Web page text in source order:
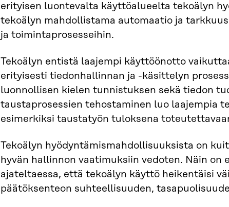
erityisen luontevalta käyttöalueelta tekoälyn
tekoälyn mahdollistama automaatio ja
ja toimintaprosesseihin.
Tekoälyn entistä laajempi käyttöönotto
erityisesti tiedonhallinnan ja -käsittelyn
luonnollisen kielen tunnistuksen sekä tiedon
taustaprosessien tehostaminen luo laajempia
esimerkiksi taustatyön tuloksena
Tekoälyn hyödyntämismahdollisuuksista on
hyvän hallinnon vaatimuksiin vedoten. Näin
ajateltaessa, että tekoälyn käyttö heikentäisi
päätöksenteon suhteellisuuden,